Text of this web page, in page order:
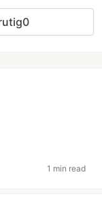
1 min read